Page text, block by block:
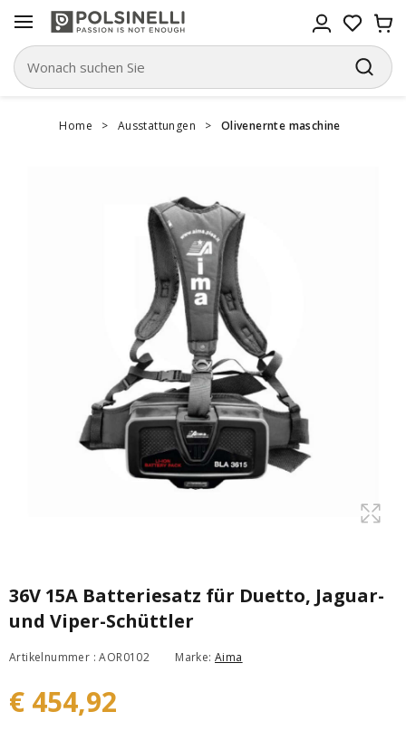
Home > Ausstattungen > Olivenernte maschine
36V 15A Batteriesatz für Duetto, Jaguar-
und Viper-Schüttler
Artikelnummer : AOR0102 Marke:Aima
€ 454,92